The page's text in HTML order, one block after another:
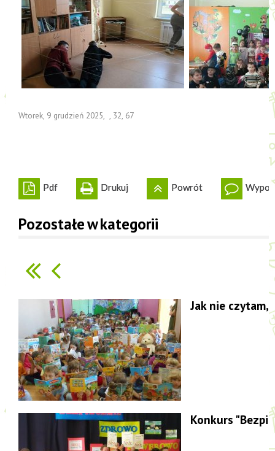
Wtorek, 9 grudzień 2025, , 32, 67
Pdf Drukuj Powrót
Pozostałe w kategorii
Jak nie czytam,
Konkurs